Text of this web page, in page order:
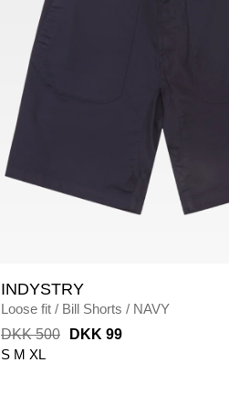
INDYSTRY
Loose fit / Bill Shorts / NAVY
DKK 500
DKK 99
S M XL